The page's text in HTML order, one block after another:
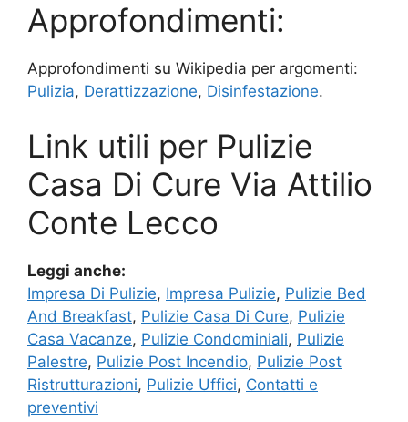
Approfondimenti:
Approfondimenti su Wikipedia per argomenti:
Pulizia, Derattizzazione, Disinfestazione.
Link utili per Pulizie
Casa Di Cure Via Attilio
Conte Lecco
Leggi anche:
Impresa Di Pulizie, Impresa Pulizie, Pulizie Bed
And Breakfast, Pulizie Casa Di Cure, Pulizie
Casa Vacanze, Pulizie Condominiali, Pulizie
Palestre, Pulizie Post Incendio, Pulizie Post
Ristrutturazioni, Pulizie Uffici, Contatti e
preventivi